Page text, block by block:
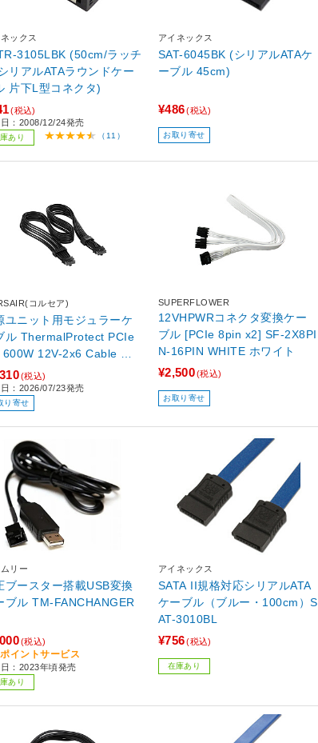
ックス
3105LBK (50cm/ラッチ
リアルATAラウンドケー
片下L型コネクタ)
(税込)
：2008/12/24発売
あり （11）
アイネックス
SAT-6045BK (シリアルATAケ
ーブル 45cm)
¥486 (税込)
お取り寄せ
コルセア)
ユニット用モジュラーケ
ル ThermalProtect PCIe
12V-2x6 Cable ブ
ク CP-8920472
(税込)
：2026/07/23発売
り寄せ
SUPERFLOWER
12VHPWRコネクタ変換ケー
ブル [PCIe 8pin x2] SF-2X8PI
N-16PIN WHITE ホワイト
¥2,500(税込)
お取り寄せ
リー
ブースター搭載USB変換
ケーブル TM-FANCHANGER
(税込)
イントサービス
：2023年頃発売
あり
アイネックス
SATA II規格対応シリアルATA
ケーブル（ブルー・100cm）S
AT-3010BL
¥756 (税込)
在庫あり